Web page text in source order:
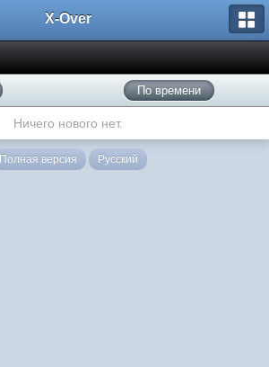
X-Over
По времени
Ничего нового нет.
Полная версия Русский